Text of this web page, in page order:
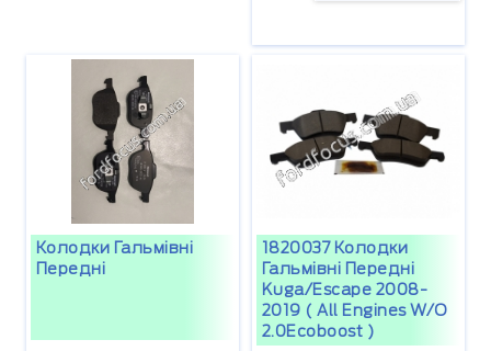
Колодки Гальмівні
Передні
1820037 Колодки
Гальмівні Передні
Kuga/Escape 2008-
2019 ( All Engines W/o
2.0Ecoboost )